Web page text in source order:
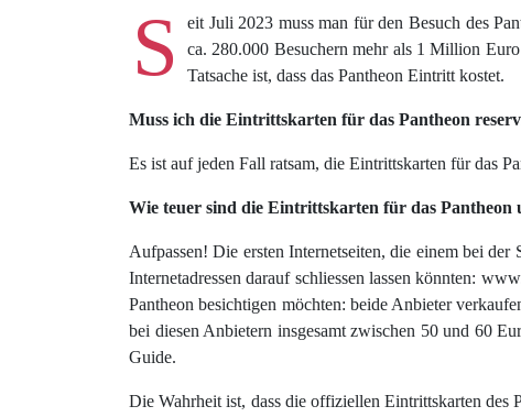
S
eit Juli 2023 muss man für den Besuch des
ca. 280.000 Besuchern mehr als 1 Million
Tatsache ist, dass das Pantheon Eintritt kostet.
Muss ich die Eintrittskarten für das Pantheon
Es ist auf jeden Fall ratsam, die Eintrittskarten für das
Wie teuer sind die Eintrittskarten für das Pantheon
Aufpassen! Die ersten Internetseiten, die einem bei
Internetadressen darauf schliessen lassen könnten:
Pantheon besichtigen möchten: beide Anbieter
bei diesen Anbietern insgesamt zwischen 50 und 60
Guide.
Die Wahrheit ist, dass die offiziellen Eintrittskarten des